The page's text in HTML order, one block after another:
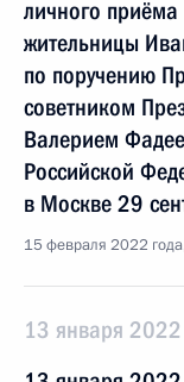
личного
жительницы
по поручению
советником
Валерием
Российской
в Москве 29
15 февраля 2022
13 января 2022